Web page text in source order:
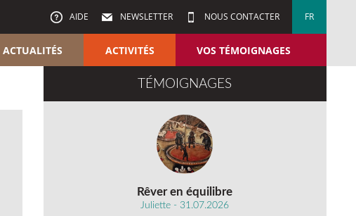
AIDE NEWSLETTER NOUS CONTACTER FR
ACTUALITÉS ACTIVITÉS VOS TÉMOIGNAGES
TÉMOIGNAGES
Rêver en équilibre
Juliette - 31.07.2026